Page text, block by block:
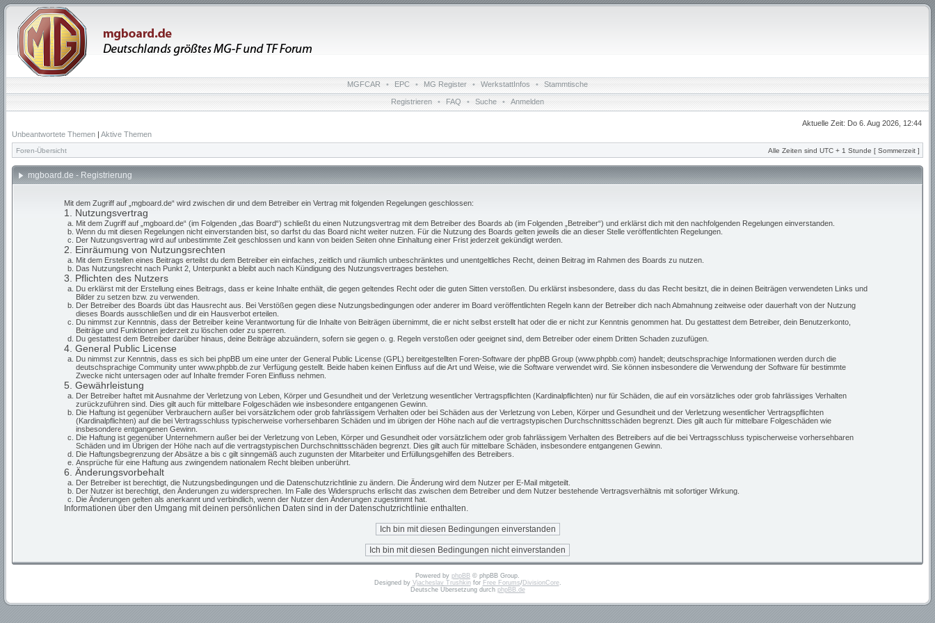
MGFCAR • EPC • MG Register • WerkstattInfos • Stammtische
Registrieren • FAQ • Suche • Anmelden
Aktuelle Zeit: Do 6. Aug 2026, 12:44
Unbeantwortete Themen | Aktive Themen
Foren-Übersicht Alle Zeiten sind UTC + 1 Stunde [ Sommerzeit ]
mgboard.de - Registrierung
Mit dem Zugriff auf „mgboard.de“ wird zwischen dir und dem Betreiber ein Vertrag mit folgenden Regelungen geschlossen:
1. Nutzungsvertrag
Mit dem Zugriff auf „mgboard.de“ (im Folgenden „das Board“) schließt du einen Nutzungsvertrag mit dem Betreiber des Boards ab (im Folgenden „Betreiber“) und erklärst dich mit den nachfolgenden Regelungen einverstanden.
Wenn du mit diesen Regelungen nicht einverstanden bist, so darfst du das Board nicht weiter nutzen. Für die Nutzung des Boards gelten jeweils die an dieser Stelle veröffentlichten Regelungen.
Der Nutzungsvertrag wird auf unbestimmte Zeit geschlossen und kann von beiden Seiten ohne Einhaltung einer Frist jederzeit gekündigt werden.
2. Einräumung von Nutzungsrechten
Mit dem Erstellen eines Beitrags erteilst du dem Betreiber ein einfaches, zeitlich und räumlich unbeschränktes und unentgeltliches Recht, deinen Beitrag im Rahmen des Boards zu nutzen.
Das Nutzungsrecht nach Punkt 2, Unterpunkt a bleibt auch nach Kündigung des Nutzungsvertrages bestehen.
3. Pflichten des Nutzers
Du erklärst mit der Erstellung eines Beitrags, dass er keine Inhalte enthält, die gegen geltendes Recht oder die guten Sitten verstoßen. Du erklärst insbesondere, dass du das Recht besitzt, die in deinen Beiträgen verwendeten Links und
Bilder zu setzen bzw. zu verwenden.
Der Betreiber des Boards übt das Hausrecht aus. Bei Verstößen gegen diese Nutzungsbedingungen oder anderer im Board veröffentlichten Regeln kann der Betreiber dich nach Abmahnung zeitweise oder dauerhaft von der Nutzung
dieses Boards ausschließen und dir ein Hausverbot erteilen.
Du nimmst zur Kenntnis, dass der Betreiber keine Verantwortung für die Inhalte von Beiträgen übernimmt, die er nicht selbst erstellt hat oder die er nicht zur Kenntnis genommen hat. Du gestattest dem Betreiber, dein Benutzerkonto,
Beiträge und Funktionen jederzeit zu löschen oder zu sperren.
Du gestattest dem Betreiber darüber hinaus, deine Beiträge abzuändern, sofern sie gegen o. g. Regeln verstoßen oder geeignet sind, dem Betreiber oder einem Dritten Schaden zuzufügen.
4. General Public License
Du nimmst zur Kenntnis, dass es sich bei phpBB um eine unter der General Public License (GPL) bereitgestellten Foren-Software der phpBB Group (www.phpbb.com) handelt; deutschsprachige Informationen werden durch die
deutschsprachige Community unter www.phpbb.de zur Verfügung gestellt. Beide haben keinen Einfluss auf die Art und Weise, wie die Software verwendet wird. Sie können insbesondere die Verwendung der Software für bestimmte
Zwecke nicht untersagen oder auf Inhalte fremder Foren Einfluss nehmen.
5. Gewährleistung
Der Betreiber haftet mit Ausnahme der Verletzung von Leben, Körper und Gesundheit und der Verletzung wesentlicher Vertragspflichten (Kardinalpflichten) nur für Schäden, die auf ein vorsätzliches oder grob fahrlässiges Verhalten
zurückzuführen sind. Dies gilt auch für mittelbare Folgeschäden wie insbesondere entgangenen Gewinn.
Die Haftung ist gegenüber Verbrauchern außer bei vorsätzlichem oder grob fahrlässigem Verhalten oder bei Schäden aus der Verletzung von Leben, Körper und Gesundheit und der Verletzung wesentlicher Vertragspflichten
(Kardinalpflichten) auf die bei Vertragsschluss typischerweise vorhersehbaren Schäden und im übrigen der Höhe nach auf die vertragstypischen Durchschnittsschäden begrenzt. Dies gilt auch für mittelbare Folgeschäden wie
insbesondere entgangenen Gewinn.
Die Haftung ist gegenüber Unternehmern außer bei der Verletzung von Leben, Körper und Gesundheit oder vorsätzlichem oder grob fahrlässigem Verhalten des Betreibers auf die bei Vertragsschluss typischerweise vorhersehbaren
Schäden und im Übrigen der Höhe nach auf die vertragstypischen Durchschnittsschäden begrenzt. Dies gilt auch für mittelbare Schäden, insbesondere entgangenen Gewinn.
Die Haftungsbegrenzung der Absätze a bis c gilt sinngemäß auch zugunsten der Mitarbeiter und Erfüllungsgehilfen des Betreibers.
Ansprüche für eine Haftung aus zwingendem nationalem Recht bleiben unberührt.
6. Änderungsvorbehalt
Der Betreiber ist berechtigt, die Nutzungsbedingungen und die Datenschutzrichtlinie zu ändern. Die Änderung wird dem Nutzer per E-Mail mitgeteilt.
Der Nutzer ist berechtigt, den Änderungen zu widersprechen. Im Falle des Widerspruchs erlischt das zwischen dem Betreiber und dem Nutzer bestehende Vertragsverhältnis mit sofortiger Wirkung.
Die Änderungen gelten als anerkannt und verbindlich, wenn der Nutzer den Änderungen zugestimmt hat.
Informationen über den Umgang mit deinen persönlichen Daten sind in der Datenschutzrichtlinie enthalten.
Powered by phpBB © phpBB Group.
Designed by Vjacheslav Trushkinfor Free Forums/DivisionCore.
Deutsche Übersetzung durch phpBB.de